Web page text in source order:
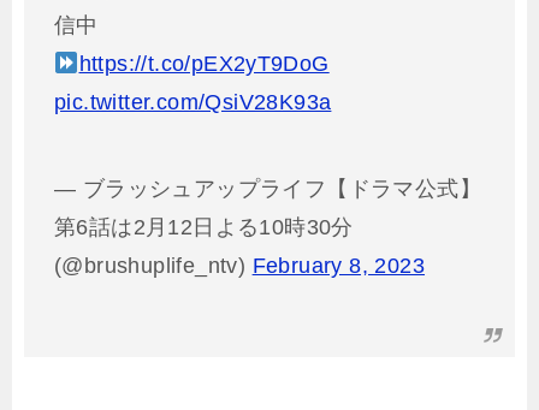
信中
https://t.co/pEX2yT9DoG
pic.twitter.com/QsiV28K93a
— ブラッシュアップライフ【ドラマ公式】
第6話は2月12日よる10時30分
(@brushuplife_ntv) February 8, 2023